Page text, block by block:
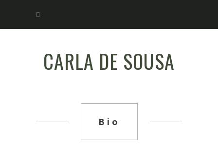
CARLA DE SOUSA
Bio